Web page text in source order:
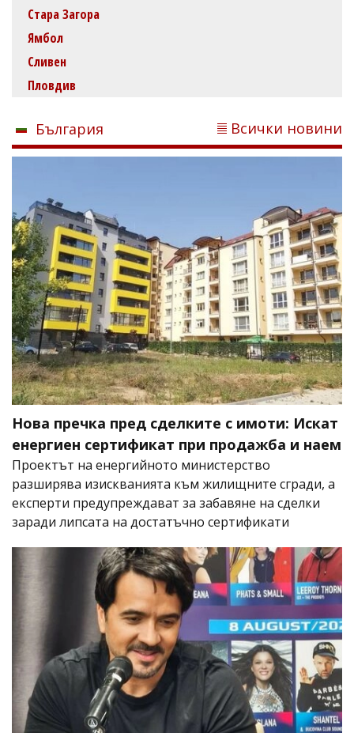
Стара Загора
Ямбол
Сливен
Пловдив
България Всички новини
Нова пречка пред сделките с имоти: Искат
енергиен сертификат при продажба и наем
Проектът на енергийното министерство
разширява изискванията към жилищните сгради, а
експерти предупреждават за забавяне на сделки
заради липсата на достатъчно сертификати